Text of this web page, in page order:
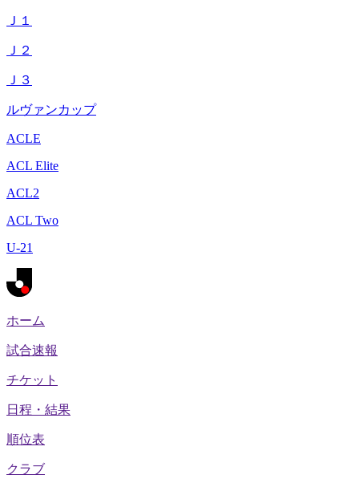
Ｊ１
Ｊ２
Ｊ３
ルヴァンカップ
ACLE
ACL Elite
ACL2
ACL Two
U-21
ホーム
試合速報
チケット
日程・結果
順位表
クラブ